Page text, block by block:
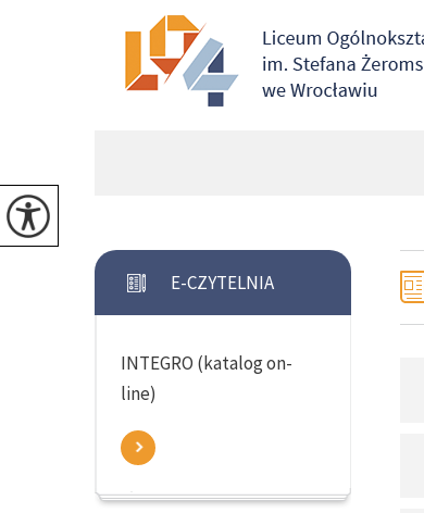
E-CZYTELNIA
INTEGRO (katalog on-
line)